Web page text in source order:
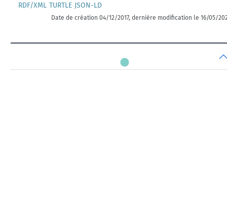
RDF/XML TURTLE JSON-LD
Date de création 04/12/2017, dernière modification le 16/05/